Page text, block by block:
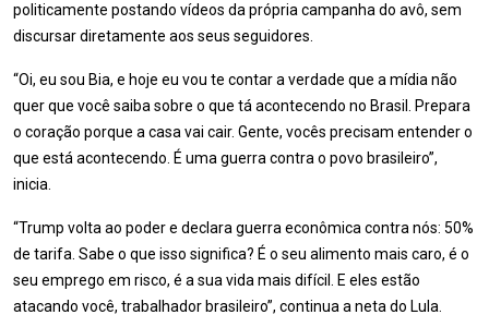
politicamente postando vídeos da própria campanha do avô, sem
discursar diretamente aos seus seguidores.
“Oi, eu sou Bia, e hoje eu vou te contar a verdade que a mídia não
quer que você saiba sobre o que tá acontecendo no Brasil. Prepara
o coração porque a casa vai cair. Gente, vocês precisam entender o
que está acontecendo. É uma guerra contra o povo brasileiro”,
inicia.
“Trump volta ao poder e declara guerra econômica contra nós: 50%
de tarifa. Sabe o que isso significa? É o seu alimento mais caro, é o
seu emprego em risco, é a sua vida mais difícil. E eles estão
atacando você, trabalhador brasileiro”, continua a neta do Lula.